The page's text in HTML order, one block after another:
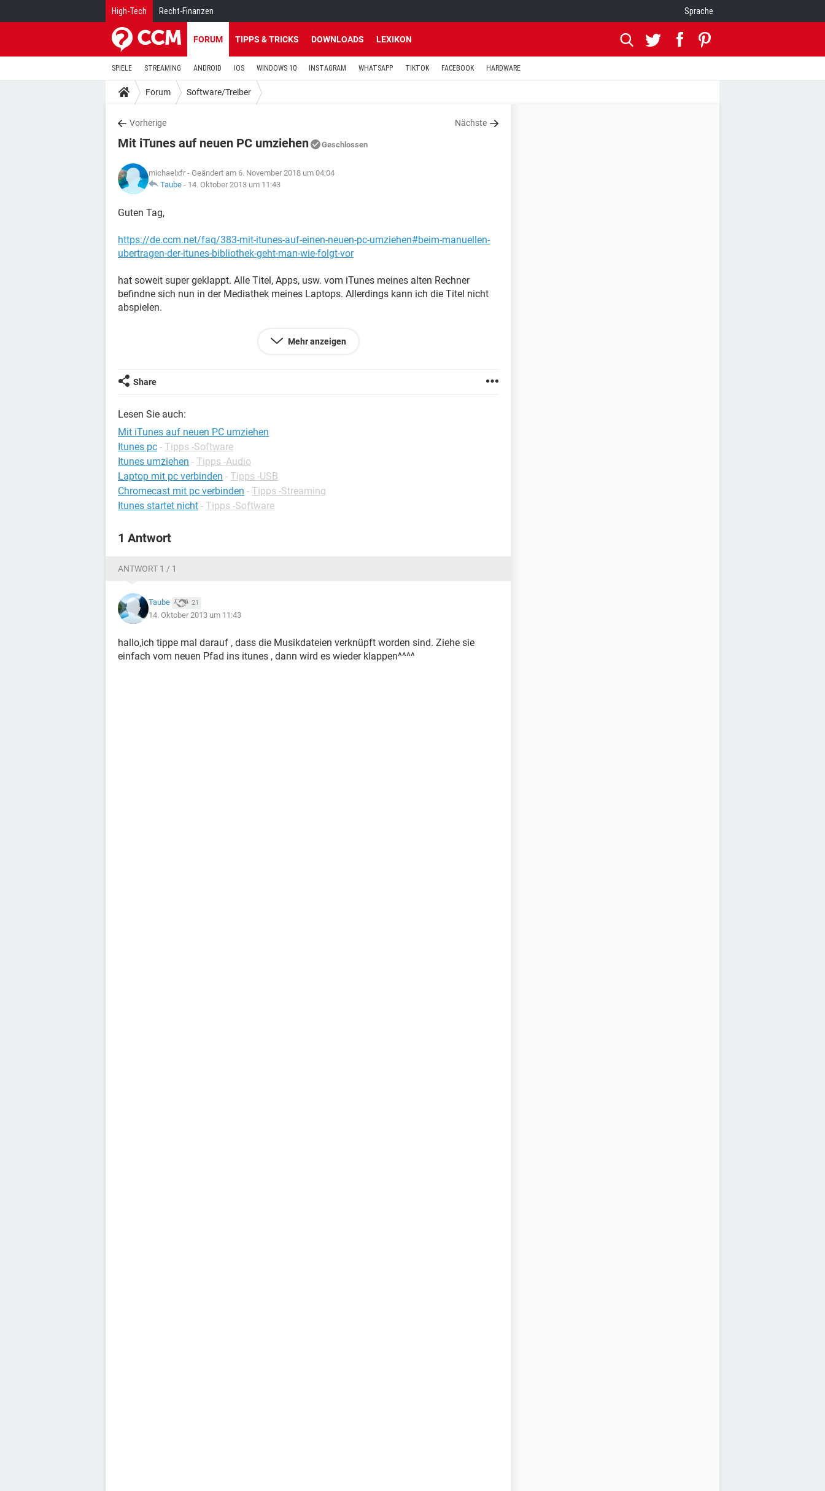
High-Tech Recht-Finanzen Sprache
FORUM TIPPS & TRICKS DOWNLOADS LEXIKON
SPIELE STREAMING ANDROID IOS WINDOWS 10 INSTAGRAM WHATSAPP TIKTOK FACEBOOK HARDWARE
Forum Software/Treiber
Vorherige Nächste
Mit iTunes auf neuen PC umziehen Geschlossen
michaelxfr - Geändert am 6. November 2018 um 04:04
Taube - 14. Oktober 2013 um 11:43
Guten Tag,
https://de.ccm.net/faq/383-mit-itunes-auf-einen-neuen-pc-umziehen#beim-manuellen-
ubertragen-der-itunes-bibliothek-geht-man-wie-folgt-vor
hat soweit super geklappt. Alle Titel, Apps, usw. vom iTunes meines alten Rechner
befindne sich nun in der Mediathek meines Laptops. Allerdings kann ich die Titel nicht
abspielen.
Möchten Sie es suchen?"
Vielen Dank für eure Hilfe.
Gruß
- Michael
Mehr anzeigen
Share
Lesen Sie auch:
Mit iTunes auf neuen PC umziehen
Itunes pc - Tipps -Software
Itunes umziehen - Tipps -Audio
Laptop mit pc verbinden - Tipps -USB
Chromecast mit pc verbinden - Tipps -Streaming
Itunes startet nicht - Tipps -Software
1 Antwort
ANTWORT 1 / 1
Taube 21
14. Oktober 2013 um 11:43
hallo,ich tippe mal darauf , dass die Musikdateien verknüpft worden sind. Ziehe sie
einfach vom neuen Pfad ins itunes , dann wird es wieder klappen^^^^